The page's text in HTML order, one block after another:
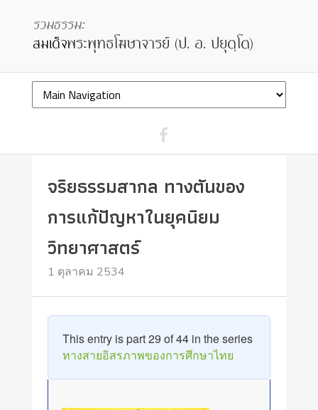
จริยธรรมสากล ทางตันของ
การแก้ปัญหาในยุคนิยม
วิทยาศาสตร์
1 ตุลาคม 2534
This entry is part 29 of 44 in the series
ทางสายอิสรภาพของการศึกษาไทย